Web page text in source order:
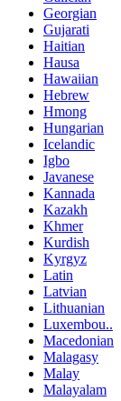
Georgian
Gujarati
Haitian
Hausa
Hawaiian
Hebrew
Hmong
Hungarian
Icelandic
Igbo
Javanese
Kannada
Kazakh
Khmer
Kurdish
Kyrgyz
Latin
Latvian
Lithuanian
Luxembou..
Macedonian
Malagasy
Malay
Malayalam